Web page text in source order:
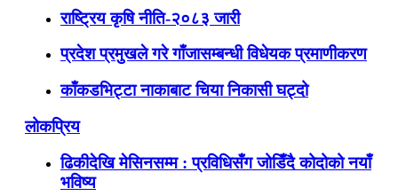
राष्ट्रिय कृषि नीति-२०८३ जारी
प्रदेश प्रमुखले गरे गाँजासम्बन्धी विधेयक प्रमाणीकरण
काँकडभिट्टा नाकाबाट चिया निकासी घट्दो
लोकप्रिय
ढिकीदेखि मेसिनसम्म : प्रविधिसँग जोडिँदै कोदोको नयाँ
भविष्य